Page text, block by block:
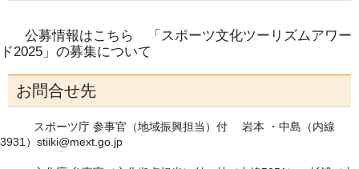
公募情報はこちら 「スポーツ文化ツーリズムアワー
ド2025」の募集について
お問合せ先
スポーツ庁 参事官（地域振興担当）付 岩本 ・中島（内線
3931）stiiki@mext.go.jp